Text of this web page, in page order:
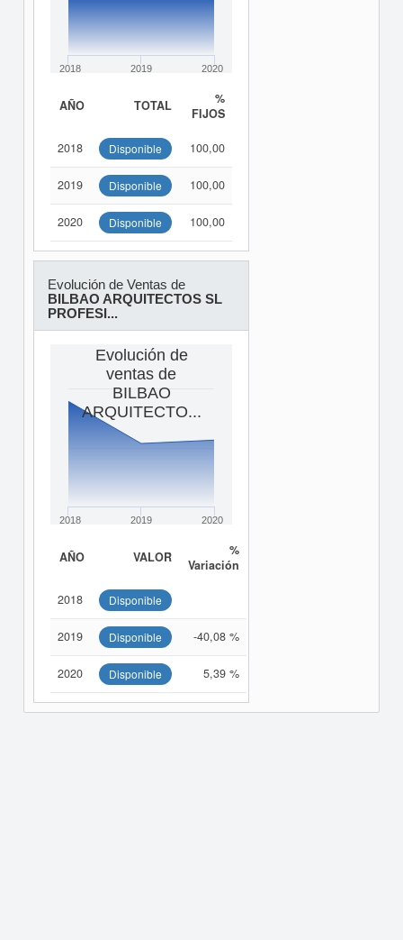
2018 2019 2020
AÑO TOTAL
%
FIJOS
2018 Disponible 100,00
2019 Disponible 100,00
2020 Disponible 100,00
Evolución de Ventas de
BILBAO ARQUITECTOS SL
PROFESI...
Evolución de
ventas de
BILBAO
ARQUITECTO...
2018 2019 2020
AÑO VALOR
%
Variación
2018 Disponible
2019 Disponible -40,08 %
2020 Disponible 5,39 %